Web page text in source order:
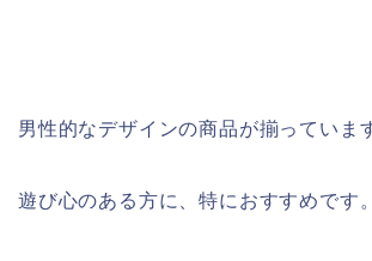
男性的なデザインの商品が揃っていま
遊び心のある方に、特におすすめです。